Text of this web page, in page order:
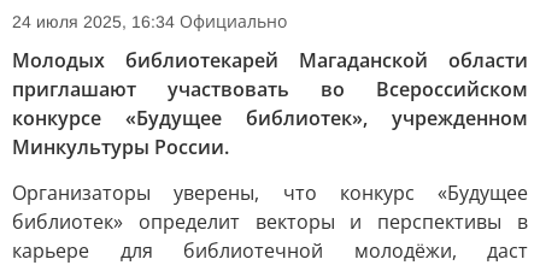
24 июля 2025, 16:34 Официально
Молодых библиотекарей Магаданской области
приглашают участвовать во Всероссийском
конкурсе «Будущее библиотек», учрежденном
Минкультуры России.
Организаторы уверены, что конкурс «Будущее
библиотек» определит векторы и перспективы в
карьере для библиотечной молодёжи, даст